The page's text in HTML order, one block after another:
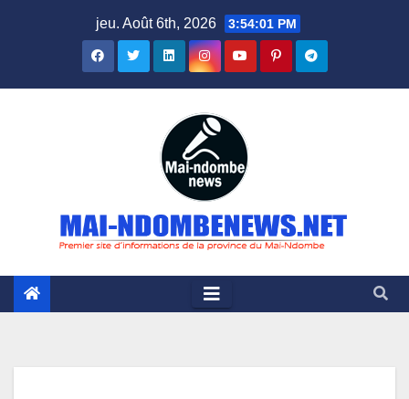
jeu. Août 6th, 2026 3:54:02 PM